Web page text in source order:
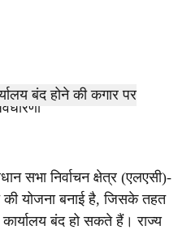
सभा निर्वाचन क्षेत्र (एलएसी)-
की योजना बनाई है, जिसके तहत
बंद हो सकते हैं। राज्य